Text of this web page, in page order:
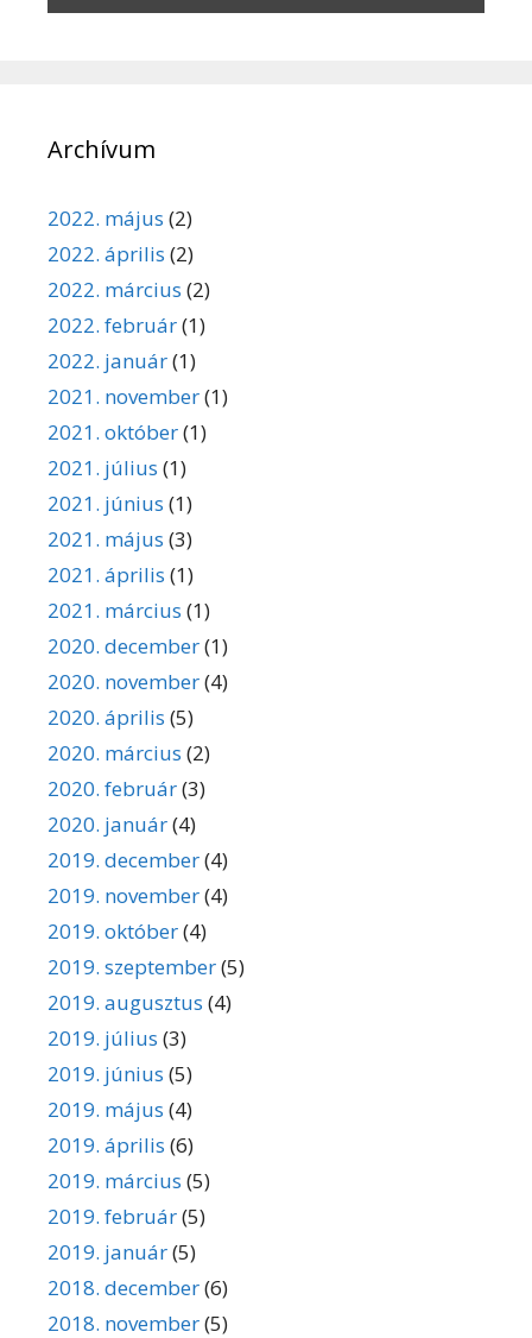
Archívum
2022. május (2)
2022. április (2)
2022. március (2)
2022. február(1)
2022. január(1)
2021. november(1)
2021. október(1)
2021. július (1)
2021. június (1)
2021. május (3)
2021. április (1)
2021. március (1)
2020. december(1)
2020. november(4)
2020. április (5)
2020. március (2)
2020. február(3)
2020. január(4)
2019. december(4)
2019. november(4)
2019. október(4)
2019. szeptember(5)
2019. augusztus (4)
2019. július (3)
2019. június (5)
2019. május (4)
2019. április (6)
2019. március (5)
2019. február(5)
2019. január(5)
2018. december(6)
2018. november(5)